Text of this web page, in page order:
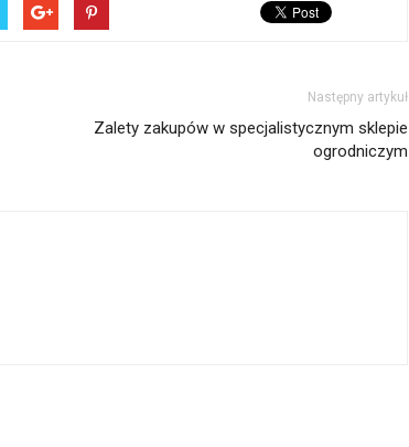
Następny artykuł
Zalety zakupów w specjalistycznym sklepie
ogrodniczym